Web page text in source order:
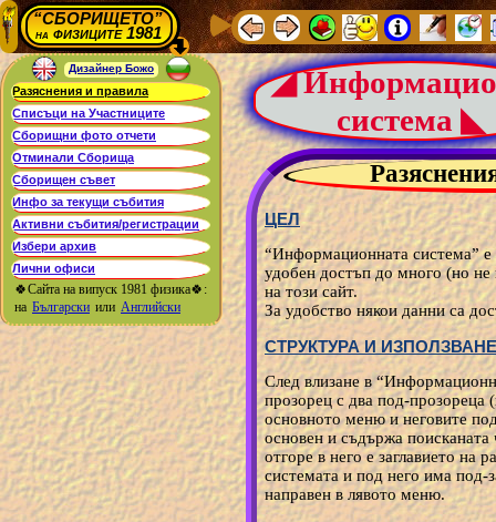
“СБОРИЩЕТО”
нафизиците 1981
◢
система ◣
Дизайнер Божо
🍀Сайта на випуск 1981 физика🍀:
на Български или Английски
ЦЕЛ
“Информационната система” е
удобен достъп до много (но
на този сайт.
За удобство някои данни са
СТРУКТУРА И ИЗПОЛЗВАНЕ
След влизане в
прозорец с два под-прозореца
основното меню и неговите
основен и съдържа
отгоре в него е заглавието на
системата и под него има под-
направен в лявото меню.